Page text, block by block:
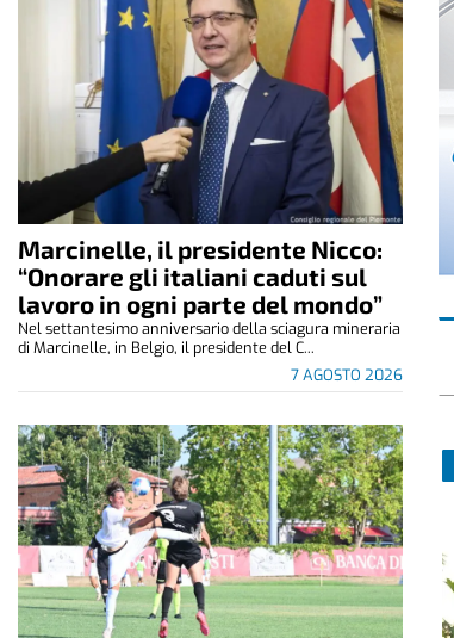
Marcinelle, il presidente Nicco:
“Onorare gli italiani caduti sul
lavoro in ogni parte del mondo”
7 AGOSTO 2026
Nel settantesimo anniversario della sciagura mineraria
di Marcinelle, in Belgio, il presidente del C...